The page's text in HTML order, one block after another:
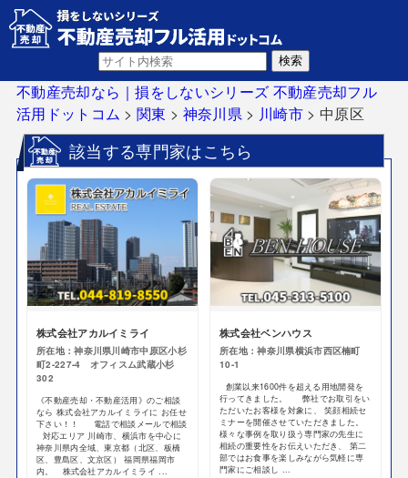
不動産売却なら｜損をしないシリーズ 不動産売却フル
活用ドットコム >関東 > 神奈川県 > 川崎市> 中原区
該当する専門家はこちら
株式会社アカルイミライ
所在地：神奈川県川崎市中原区小杉
町2-227-4 オフィスム武蔵小杉
302
《不動産売却・不動産活用》のご相談
なら 株式会社アカルイミライに お任せ
下さい！！ 電話で相談メールで相談
対応エリア 川崎市、横浜市を中心に
神奈川県内全域、東京都（北区、板橋
区、豊島区、文京区） 福岡県福岡市
内。 株式会社アカルイミライ ...
株式会社ベンハウス
所在地：神奈川県横浜市西区楠町
10-1
創業以来1600件を超える用地開発を
行ってきました。 弊社でお取引をい
ただいたお客様を対象に、 笑顔相続セ
ミナーを開催させていただきました。
様々な事例を取り扱う専門家の先生に
相続の重要性をお伝えいただき、 第二
部ではお食事を楽しみながら気軽に専
門家にご相談し ...